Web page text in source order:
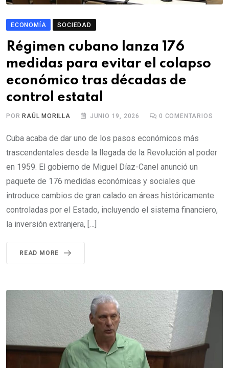
ECONOMÍA SOCIEDAD
Régimen cubano lanza 176
medidas para evitar el colapso
económico tras décadas de
control estatal
POR RAÚL MORILLA JUNIO 19, 2026 0 COMENTARIOS
Cuba acaba de dar uno de los pasos económicos más
trascendentales desde la llegada de la Revolución al poder
en 1959. El gobierno de Miguel Díaz-Canel anunció un
paquete de 176 medidas económicas y sociales que
introduce cambios de gran calado en áreas históricamente
controladas por el Estado, incluyendo el sistema financiero,
la inversión extranjera, […]
READ MORE